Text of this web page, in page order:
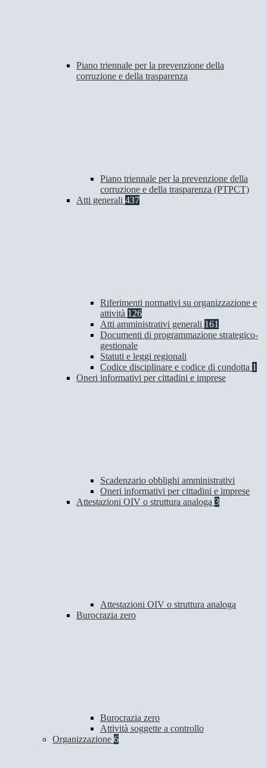
Piano triennale per la prevenzione della
corruzione e della trasparenza
Piano triennale per la prevenzione della
corruzione e della trasparenza (PTPCT)
Atti generali 437
Riferimenti normativi su organizzazione e
attività 126
Atti amministrativi generali 161
Documenti di programmazione strategico-
gestionale
Statuti e leggi regionali
Codice disciplinare e codice di condotta 1
Oneri informativi per cittadini e imprese
Scadenzario obblighi amministrativi
Oneri informativi per cittadini e imprese
Attestazioni OIV o struttura analoga 3
Attestazioni OIV o struttura analoga
Burocrazia zero
Burocrazia zero
Attività soggette a controllo
Organizzazione 6